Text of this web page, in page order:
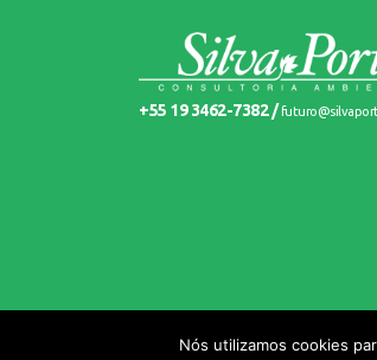
+55 19 3462-7382 /
© 2026 Silva Porto. Todos os Direitos
Nós utilizamos cookies